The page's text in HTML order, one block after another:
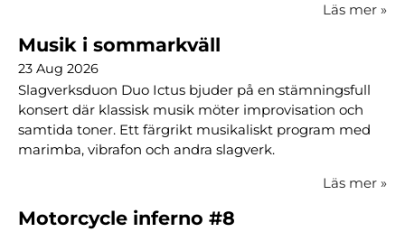
Läs mer »
Musik i sommarkväll
23 Aug 2026
Slagverksduon Duo Ictus bjuder på en stämningsfull
konsert där klassisk musik möter improvisation och
samtida toner. Ett färgrikt musikaliskt program med
marimba, vibrafon och andra slagverk.
Läs mer »
Motorcycle inferno #8